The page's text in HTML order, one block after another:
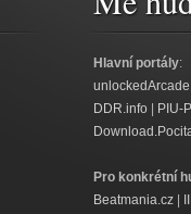
Hlavní portály:
DDR.info
PIU-
Pro konkrétní
Beatmania.cz